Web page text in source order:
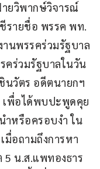
ยวิพากษ์วิจารณ์
รายชื่อ พรรค พท.
นพรรคร่วมรัฐบาล
คร่วมรัฐบาลในวัน
นวัตร อดีตนายกฯ
เพื่อได้พบปะพูดคุย
ำหรือครอบงำ ใน
มื่อถามถึงการหา
5 น.ส.แพทองธาร